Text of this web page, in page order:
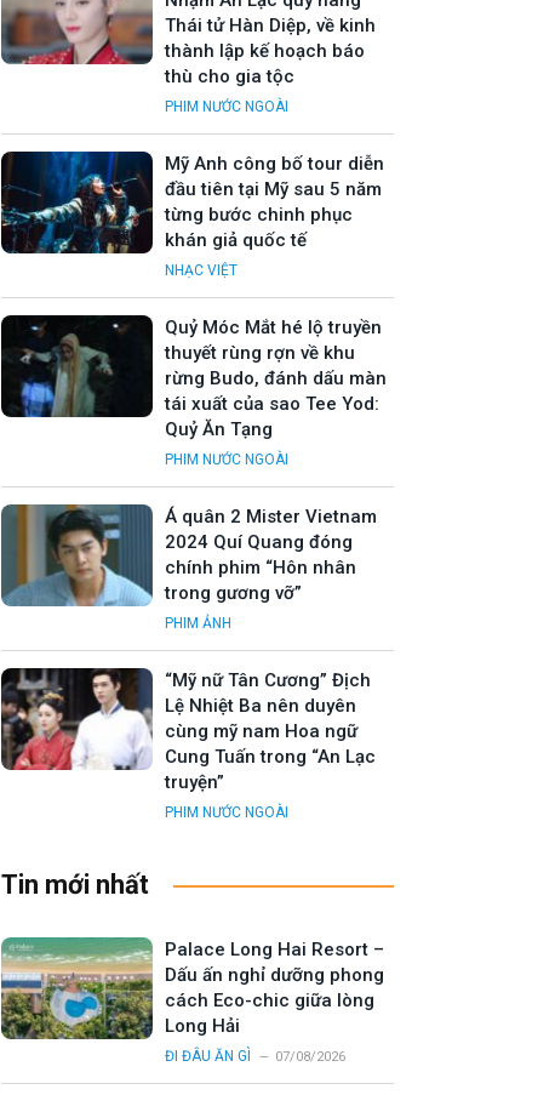
Thái tử Hàn Diệp, về kinh
thành lập kế hoạch báo
thù cho gia tộc
PHIM NƯỚC NGOÀI
Mỹ Anh công bố tour diễn
đầu tiên tại Mỹ sau 5 năm
từng bước chinh phục
khán giả quốc tế
NHẠC VIỆT
Quỷ Móc Mắt hé lộ truyền
thuyết rùng rợn về khu
rừng Budo, đánh dấu màn
tái xuất của sao Tee Yod:
Quỷ Ăn Tạng
PHIM NƯỚC NGOÀI
Á quân 2 Mister Vietnam
2024 Quí Quang đóng
chính phim “Hôn nhân
trong gương vỡ”
PHIM ẢNH
“Mỹ nữ Tân Cương” Địch
Lệ Nhiệt Ba nên duyên
cùng mỹ nam Hoa ngữ
Cung Tuấn trong “An Lạc
truyện”
PHIM NƯỚC NGOÀI
Tin mới nhất
Palace Long Hai Resort –
Dấu ấn nghỉ dưỡng phong
cách Eco-chic giữa lòng
Long Hải
ĐI ĐÂU ĂN GÌ 07/08/2026